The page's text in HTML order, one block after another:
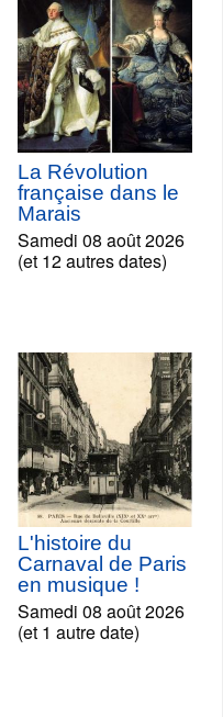
La Révolution
française dans le
Marais
Samedi 08 août 2026
(et 12 autres dates)
L'histoire du
Carnaval de Paris
en musique !
Samedi 08 août 2026
(et 1 autre date)